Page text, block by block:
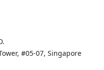
#05-07, Singapore